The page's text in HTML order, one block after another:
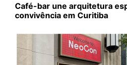
Café-bar une arquitetura
convivência em Curitiba